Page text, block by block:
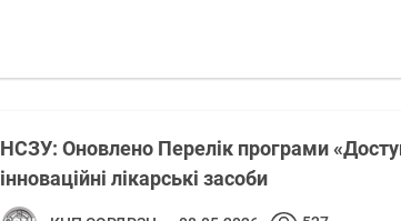
НСЗУ: Оновлено Перелік програми
інноваційні лікарські засоби